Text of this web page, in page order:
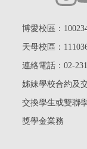
博愛校區：
天母校區：
連絡電話：02-
姊妹學校合約及
交換學生或雙聯
獎學金